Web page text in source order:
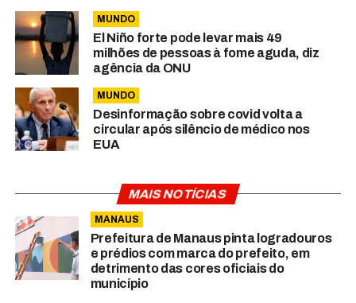
MUNDO
El Niño forte pode levar mais 49
milhões de pessoas à fome aguda, diz
agência da ONU
MUNDO
Desinformação sobre covid volta a
circular após silêncio de médico nos
EUA
MAIS NOTÍCIAS
MANAUS
Prefeitura de Manaus pinta logradouros
e prédios com marca do prefeito, em
detrimento das cores oficiais do
município